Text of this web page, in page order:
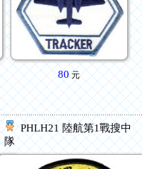
80元
PHLH21 陸航第1戰搜中
隊